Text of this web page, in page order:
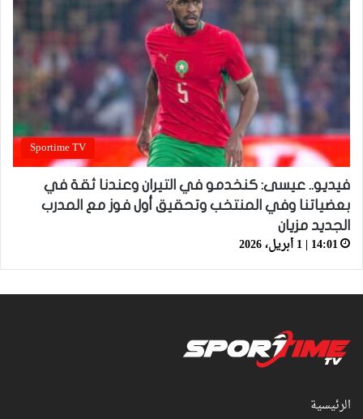
Sportime TV
فيديو.. عيسى: كنخدمو في التيران وعندنا ثقة في
بعضياتنا وفي المنتخب وتحقيق أول فوز مع المدرب
الجديد مزيان
14:01 | 1 أبريل، 2026
الرئيسية